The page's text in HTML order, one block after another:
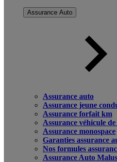
Assurance Auto
Assurance auto
Assurance jeune
Assurance forfait km
Assurance véhicule
Assurance monospace
Garanties assurance
Nos formules
Assurance Auto Malus